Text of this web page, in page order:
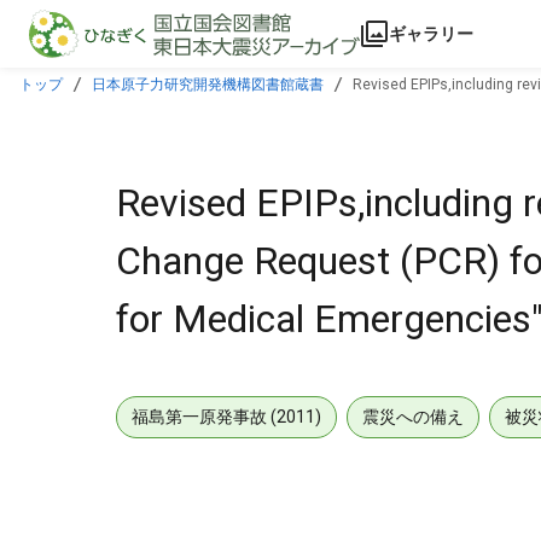
本文に飛ぶ
ギャラリー
トップ 日本原子力研究開発機構図書館蔵書
Revised EPIPs,including
Revised EPIPs,including
Change Request (PCR)
for Medical
福島第一原発事故 (2011) 震災への備え 被災